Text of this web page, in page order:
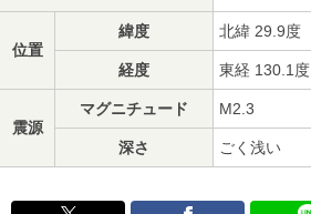
位置
緯度 北緯 29.9度
経度 東経 130.1度
震源
マグニチュード M2.3
深さ ごく浅い